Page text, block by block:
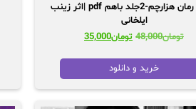
دانلود رمان هزارچم-2جلد باهم pdf |اثر زینب
ایلخانی
تومان48,000 قیمت
تومان48,000
بود.
تومان35,000قیمت
خرید و دانلود